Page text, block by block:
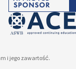
i jego zawartość.